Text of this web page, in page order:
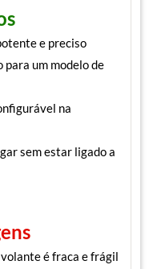
e preciso
um modelo de
na
sem estar ligado a
é fraca e frágil